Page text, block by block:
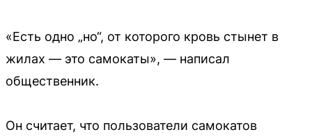
«Есть одно „но“, от которого кровь стынет в
жилах — это самокаты», — написал
общественник.
Он считает, что пользователи самокатов